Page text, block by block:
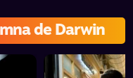
de Darwin